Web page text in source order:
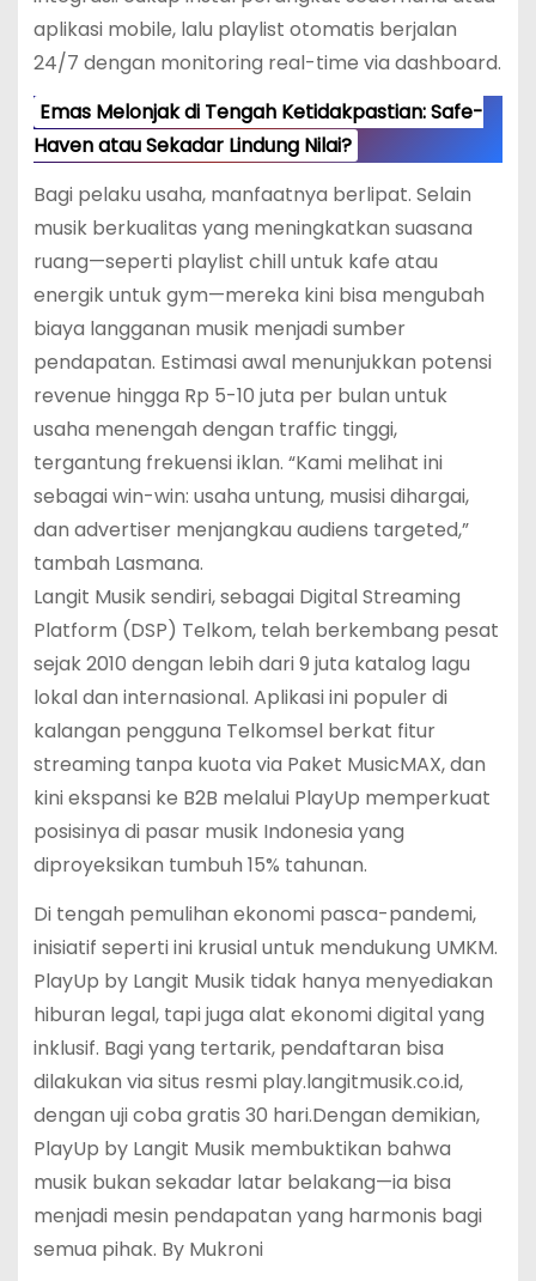
aplikasi mobile, lalu playlist otomatis berjalan
24/7 dengan monitoring real-time via dashboard.
Emas Melonjak di Tengah Ketidakpastian: Safe-
Haven atau Sekadar Lindung Nilai?
Bagi pelaku usaha, manfaatnya berlipat. Selain
musik berkualitas yang meningkatkan suasana
ruang—seperti playlist chill untuk kafe atau
energik untuk gym—mereka kini bisa mengubah
biaya langganan musik menjadi sumber
pendapatan. Estimasi awal menunjukkan potensi
revenue hingga Rp 5-10 juta per bulan untuk
usaha menengah dengan traffic tinggi,
tergantung frekuensi iklan. “Kami melihat ini
sebagai win-win: usaha untung, musisi dihargai,
dan advertiser menjangkau audiens targeted,”
tambah Lasmana.
Langit Musik sendiri, sebagai Digital Streaming
Platform (DSP) Telkom, telah berkembang pesat
sejak 2010 dengan lebih dari 9 juta katalog lagu
lokal dan internasional. Aplikasi ini populer di
kalangan pengguna Telkomsel berkat fitur
streaming tanpa kuota via Paket MusicMAX, dan
kini ekspansi ke B2B melalui PlayUp memperkuat
posisinya di pasar musik Indonesia yang
diproyeksikan tumbuh 15% tahunan.
Di tengah pemulihan ekonomi pasca-pandemi,
inisiatif seperti ini krusial untuk mendukung UMKM.
PlayUp by Langit Musik tidak hanya menyediakan
hiburan legal, tapi juga alat ekonomi digital yang
inklusif. Bagi yang tertarik, pendaftaran bisa
dilakukan via situs resmi play.langitmusik.co.id,
dengan uji coba gratis 30 hari.Dengan demikian,
PlayUp by Langit Musik membuktikan bahwa
musik bukan sekadar latar belakang—ia bisa
menjadi mesin pendapatan yang harmonis bagi
semua pihak. By Mukroni